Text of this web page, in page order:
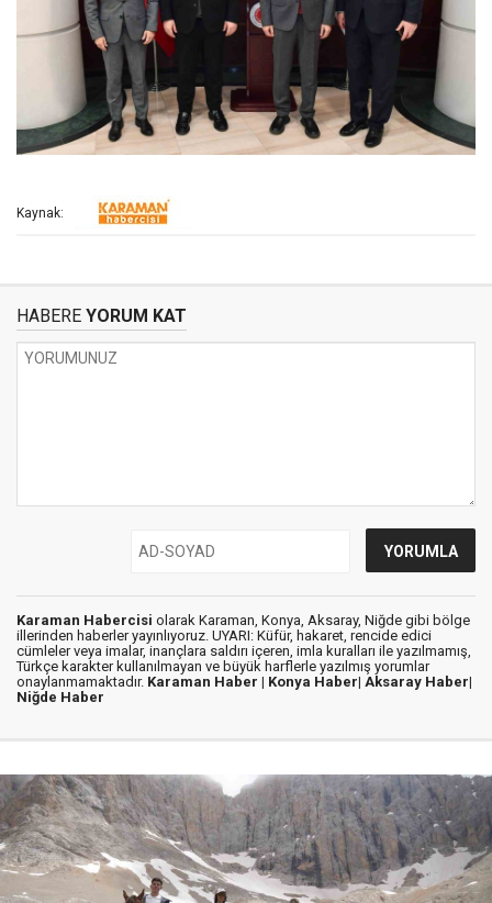
Kaynak:
HABERE YORUM KAT
Karaman Habercisi olarak Karaman, Konya, Aksaray, Niğde gibi bölge
illerinden haberler yayınlıyoruz. UYARI: Küfür, hakaret, rencide edici
cümleler veya imalar, inançlara saldırı içeren, imla kuralları ile yazılmamış,
Türkçe karakter kullanılmayan ve büyük harflerle yazılmış yorumlar
onaylanmamaktadır. Karaman Haber | Konya Haber| Aksaray Haber|
Niğde Haber